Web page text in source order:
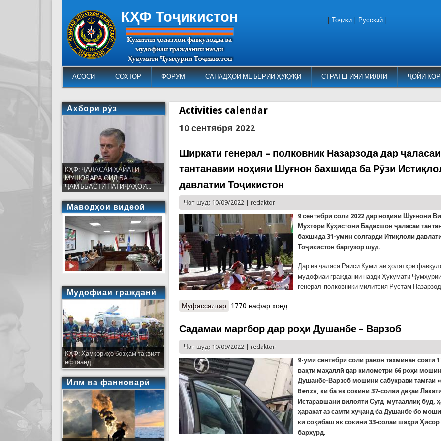
КҲФ Тоҷикистон
АСОСӢ СОХТОР ФОРУМ САНАДҲОИ МЕЪЁРИИ ҲУҚУҚӢ СТРАТЕГИЯИ МИЛЛӢ ҶОЙИ
Тоҷикӣ Русский
Activities calendar
10 сентября 2022
Ширкати генерал – полковник Назарзода дар ҷаласаи
тантанавии ноҳияи Шуғнон бахшида ба Рӯзи
давлатии Тоҷикистон
Чоп шуд: 10/09/2022 |redaktor
9 сентябри соли 2022 дар ноҳияи Шуғнони
Мухтори Кӯҳистони Бадахшон ҷаласаи
бахшида 31-умин солгарди Итиқлоли
Тоҷикистон баргузор шуд.
Дар ин ҷаласа Раиси Кумитаи ҳолатҳои
мудофиаи граждании назди Ҳукумати Ҷумҳурии
генерал-полковники милитсия Рустам
Муфассалтар о Ширкати генерал – полковник Назарзода дар ҷаласаи
1770 нафар хонд
Садамаи маргбор дар роҳи Душанбе – Варзоб
Чоп шуд: 10/09/2022 |redaktor
9-умисентябри соли равон тахминан соати
вақти маҳаллӣ дар километри 66 роҳи
Душанбе-Варзоб мошини сабукрави тамғаи
Benz», ки ба як сокини 37-солаи деҳаи
Истаравшани вилояти Суғд мутааллиқ буд,
ҳаракат аз самти хуҷанд ба Душанбе бо
ки соҳибаш як сокини 33-солаи шаҳри Ҳисор
бархурд.
Ахбори рӯз
КҲФ: ҶАЛАСАИ ҲАЙАТИ
МУШОВАРА ОИД БА
ҶАМЪБАСТИ НАТИҶАҲОИ...
Маводҳои видеоӣ
Мудофиаи гражданӣ
КҲФ: Ҳамкориҳо бозҳам тақвият
ёфтаанд
Илм ва фанноварӣ